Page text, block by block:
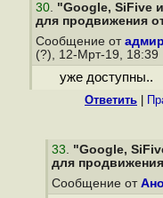
30. "Google, SiFive
для продвижения
Сообщение от
(?), 12-Мрт-19, 18:39
уже доступны..
Ответить
33. "Google,
для
Сообщение от